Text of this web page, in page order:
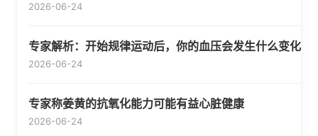
2026-06-24
专家解析：开始规律运动后，你的血压会发生什么变化
2026-06-24
专家称姜黄的抗氧化能力可能有益心脏健康
2026-06-24